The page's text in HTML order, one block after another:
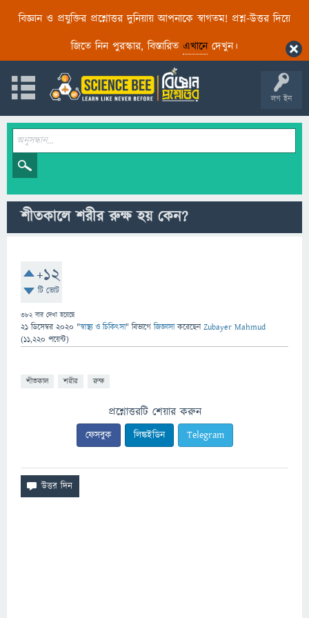
বিজ্ঞান ও প্রযুক্তির প্রশ্নোত্তর দুনিয়ায় আপনাকে স্বাগতম! প্রশ্ন-উত্তর দিয়ে
জিতে নিন পুরস্কার, বিস্তারিত এখানেদেখুন।
লগ ইন
শীতকালে শরীর রুক্ষ হয় কেন?
+12
টি ভোট
382বার দেখা হয়েছে
21 ডিসেম্বর 2020 "স্বাস্থ্য ও চিকিৎসা" বিভাগে জিজ্ঞাসাকরেছেনZubayer Mahmud
(11,220 পয়েন্ট)
শীতকাল শরীর রুক্ষ
প্রশ্নোত্তরটি শেয়ার করুন
ফেসবুক লিঙ্কইডিন Telegram